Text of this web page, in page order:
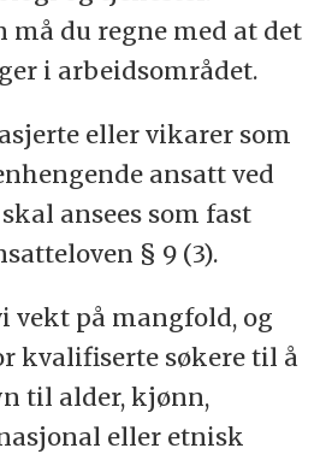
må du regne med at det
i arbeidsområdet.
eller vikarer som
ansatt ved
ansees som fast
§ 9 (3).
vekt på mangfold, og
kvalifiserte søkere til å
til alder, kjønn,
eller etnisk